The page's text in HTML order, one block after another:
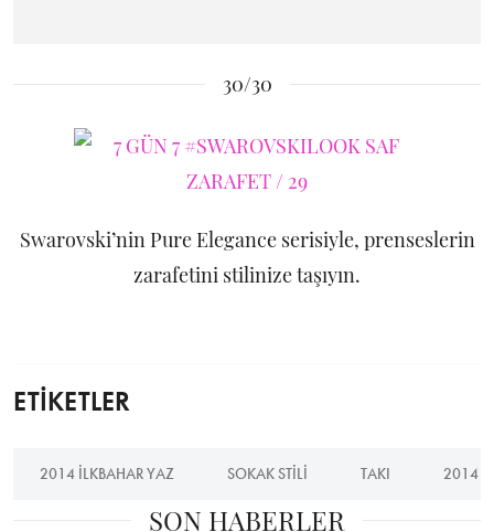
30/30
Swarovski’nin Pure Elegance serisiyle, prenseslerin
zarafetini stilinize taşıyın.
ETİKETLER
2014 ILKBAHAR YAZ SOKAK STILI TAKI 2014
SON HABERLER